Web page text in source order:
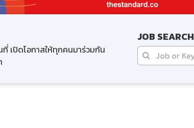
เปิดโอกาสให้ทุกคนมาร่วมกัน
JOB SEARCH